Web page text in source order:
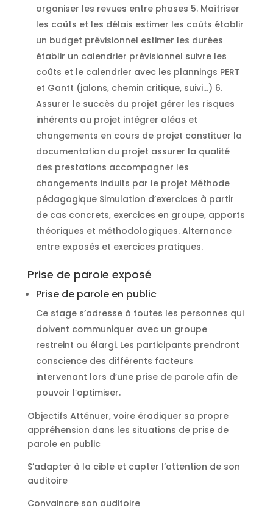
organiser les revues entre phases 5. Maîtriser
les coûts et les délais estimer les coûts établir
un budget prévisionnel estimer les durées
établir un calendrier prévisionnel suivre les
coûts et le calendrier avec les plannings PERT
et Gantt (jalons, chemin critique, suivi…) 6.
Assurer le succès du projet gérer les risques
inhérents au projet intégrer aléas et
changements en cours de projet constituer la
documentation du projet assurer la qualité
des prestations accompagner les
changements induits par le projet Méthode
pédagogique Simulation d’exercices à partir
de cas concrets, exercices en groupe, apports
théoriques et méthodologiques. Alternance
entre exposés et exercices pratiques.
Prise de parole exposé
Prise de parole en public
Ce stage s’adresse à toutes les personnes qui
doivent communiquer avec un groupe
restreint ou élargi. Les participants prendront
conscience des différents facteurs
intervenant lors d’une prise de parole afin de
pouvoir l’optimiser.
Objectifs Atténuer, voire éradiquer sa propre
appréhension dans les situations de prise de
parole en public
S’adapter à la cible et capter l’attention de son
auditoire
Convaincre son auditoire